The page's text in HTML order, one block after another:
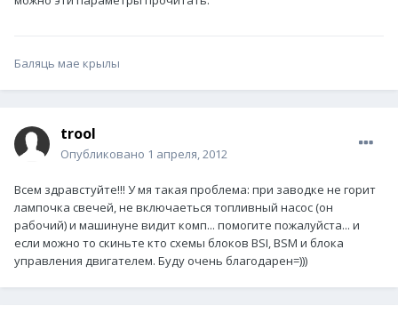
Баляць мае крылы
trool
Опубликовано 1 апреля, 2012
Всем здравстуйте!!! У мя такая проблема: при заводке не горит
лампочка свечей, не включаеться топливный насос (он
рабочий) и машинуне видит комп... помогите пожалуйста... и
если можно то скиньте кто схемы блоков BSI, BSM и блока
управления двигателем. Буду очень благодарен=)))